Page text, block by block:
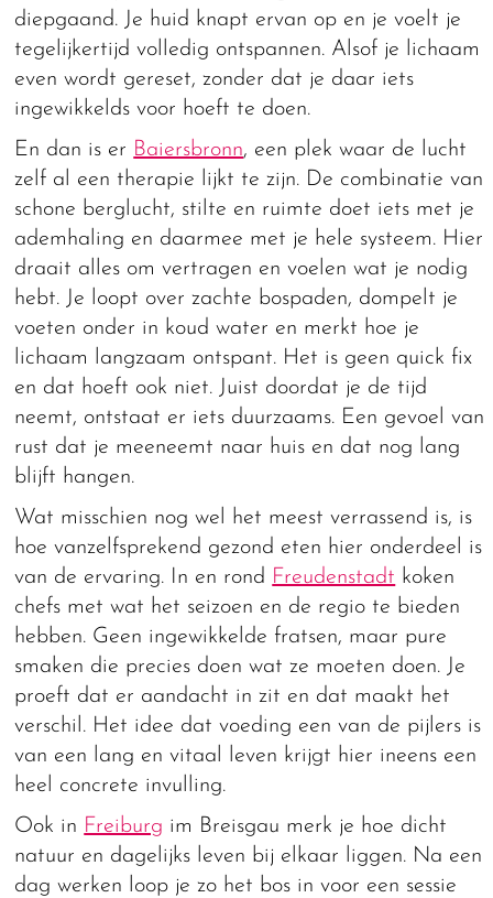
diepgaand. Je huid knapt ervan op en je voelt je
tegelijkertijd volledig ontspannen. Alsof je lichaam
even wordt gereset, zonder dat je daar iets
ingewikkelds voor hoeft te doen.
En dan is er Baiersbronn, een plek waar de lucht
zelf al een therapie lijkt te zijn. De combinatie van
schone berglucht, stilte en ruimte doet iets met je
ademhaling en daarmee met je hele systeem. Hier
draait alles om vertragen en voelen wat je nodig
hebt. Je loopt over zachte bospaden, dompelt je
voeten onder in koud water en merkt hoe je
lichaam langzaam ontspant. Het is geen quick fix
en dat hoeft ook niet. Juist doordat je de tijd
neemt, ontstaat er iets duurzaams. Een gevoel van
rust dat je meeneemt naar huis en dat nog lang
blijft hangen.
Wat misschien nog wel het meest verrassend is, is
hoe vanzelfsprekend gezond eten hier onderdeel is
van de ervaring. In en rond Freudenstadt koken
chefs met wat het seizoen en de regio te bieden
hebben. Geen ingewikkelde fratsen, maar pure
smaken die precies doen wat ze moeten doen. Je
proeft dat er aandacht in zit en dat maakt het
verschil. Het idee dat voeding een van de pijlers is
van een lang en vitaal leven krijgt hier ineens een
heel concrete invulling.
Ook in Freiburg im Breisgau merk je hoe dicht
natuur en dagelijks leven bij elkaar liggen. Na een
dag werken loop je zo het bos in voor een sessie